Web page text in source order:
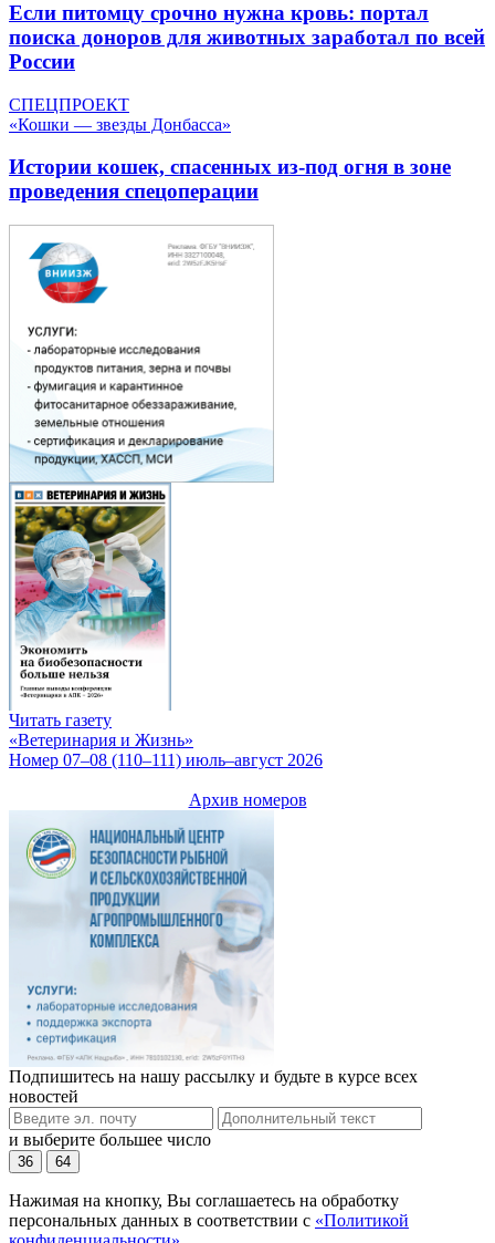
Если питомцу срочно нужна кровь: портал
поиска доноров для животных заработал по всей
России
СПЕЦПРОЕКТ
«Кошки — звезды Донбасса»
Истории кошек, спасенных из-под огня в зоне
проведения спецоперации
Читать газету
«Ветеринария и Жизнь»
Номер 07–08 (110–111) июль–август 2026
Архив номеров
Подпишитесь на нашу рассылку и будьте в курсе всех
новостей
и выберите большее число
36 64
Нажимая на кнопку, Вы соглашаетесь на обработку
персональных данных в соответствии с «Политикой